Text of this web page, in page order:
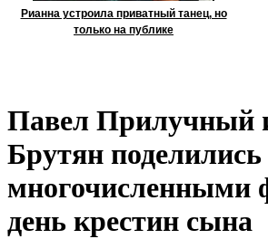
Рианна устроила приватный танец, но
только на публике
Павел Прилучный
Брутян поделились
многочисленными
день крестин сына